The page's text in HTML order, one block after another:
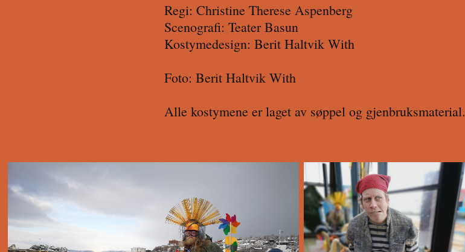
Regi: Christine Therese Aspenberg
Scenografi: Teater Basun
Kostymedesign: Berit Haltvik With
Foto: Berit Haltvik With
Alle kostymene er laget av søppel og gjenbruksmaterial.